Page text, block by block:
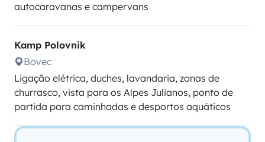
autocaravanas e campervans
Kamp Polovnik
Bovec
Ligação elétrica, duches, lavandaria, zonas de
churrasco, vista para os Alpes Julianos, ponto de
partida para caminhadas e desportos aquáticos